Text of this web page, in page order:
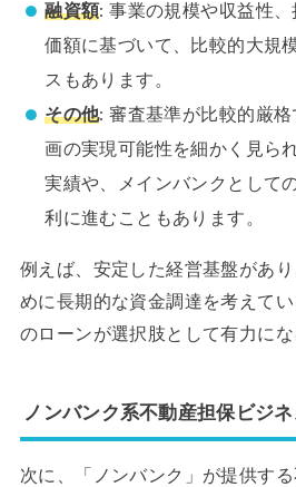
融資額: 事業の規模や収益性
価額に基づいて、比較的大規
スもあります。
その他: 審査基準が比較的厳
画の実現可能性を細かく見ら
実績や、メインバンクとして
利に進むこともあります。
例えば、安定した経営基盤があ
めに長期的な資金調達を考えて
のローンが選択肢として有力にな
ノンバンク系不動産担保ビジ
次に、「ノンバンク」が提供す